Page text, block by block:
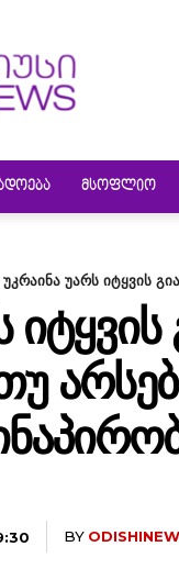
ᲛᲡᲝᲤᲚᲘᲝ
უკრაინა უარს იტყვის
BY